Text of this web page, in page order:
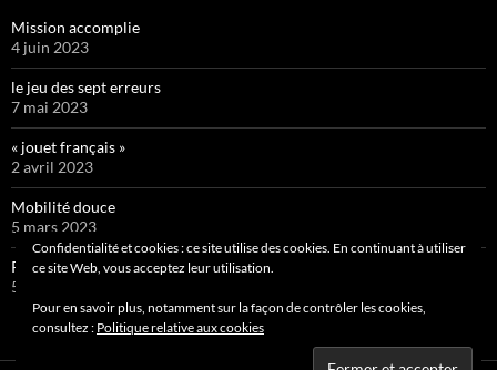
Mission accomplie
4 juin 2023
le jeu des sept erreurs
7 mai 2023
« jouet français »
2 avril 2023
Mobilité douce
5 mars 2023
Pipelette 9
5 février 2023
Confidentialité et cookies : ce site utilise des cookies. En continuant à utiliser
ce site Web, vous acceptez leur utilisation.
Pour en savoir plus, notamment sur la façon de contrôler les cookies,
consultez : Politique relative aux cookies